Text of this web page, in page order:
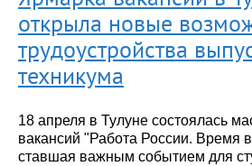
открыла новые
трудоустройства
техникума
18 апреля в Тулуне состоялась
вакансий "Работа России. Время
ставшая важным событием для